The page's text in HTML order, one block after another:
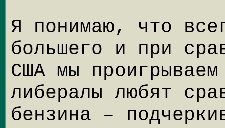
Я понимаю, что
большего и при
США мы
либералы любят
бензина –